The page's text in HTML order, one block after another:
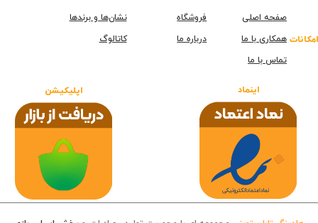
امکانات
صفحه اصلی فروشگاه
نشان‌ها و برندها
همکاری با ما
درباره ما
کاتالوگ
تماس با ما
اینماد اپلیکیشن